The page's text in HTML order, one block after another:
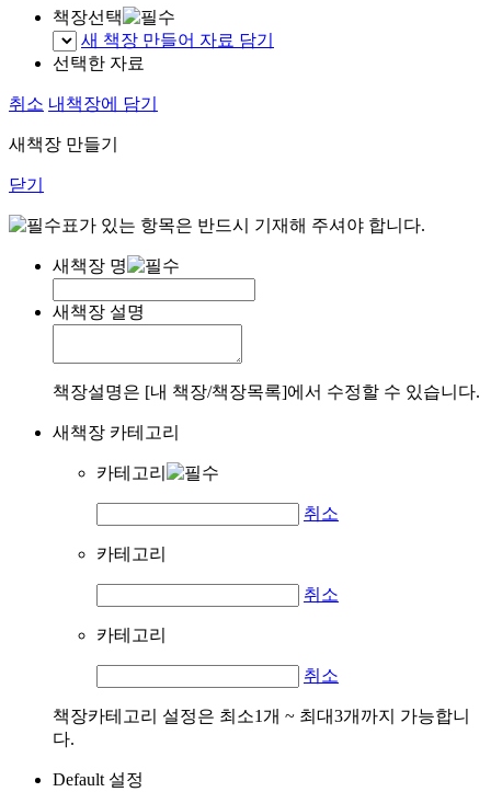
책장선택
새 책장 만들어 자료 담기
선택한 자료
취소 내책장에 담기
새책장 만들기
닫기
표가 있는 항목은 반드시 기재해 주셔야 합니다.
새책장 명
새책장 설명
책장설명은 [내 책장/책장목록]에서 수정할 수 있습니다.
새책장 카테고리
카테고리
취소
카테고리
취소
카테고리
취소
책장카테고리 설정은 최소1개 ~ 최대3개까지 가능합니
다.
Default 설정